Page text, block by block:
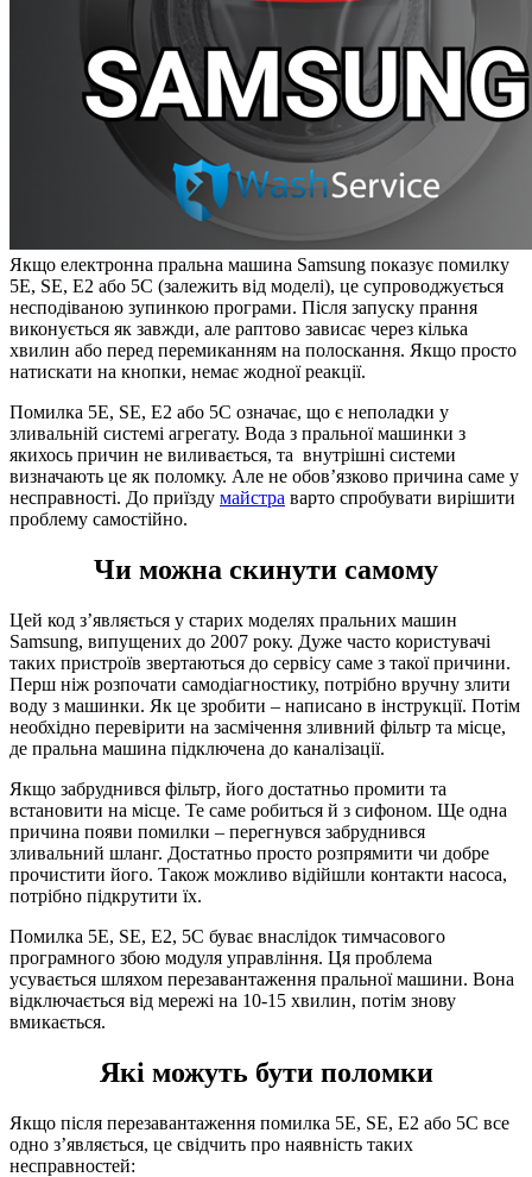
Якщо електронна пральна машина Samsung показує помилку
5E, SE, Е2 або 5С (залежить від моделі), це супроводжується
несподіваною зупинкою програми. Після запуску прання
виконується як завжди, але раптово зависає через кілька
хвилин або перед перемиканням на полоскання. Якщо просто
натискати на кнопки, немає жодної реакції.
Помилка 5Е, SE, Е2 або 5С означає, що є неполадки у
зливальній системі агрегату. Вода з пральної машинки з
якихось причин не виливається, та внутрішні системи
визначають це як поломку. Але не обов’язково причина саме у
несправності. До приїзду майстра варто спробувати вирішити
проблему самостійно.
Чи можна скинути самому
Цей код з’являється у старих моделях пральних машин
Samsung, випущених до 2007 року. Дуже часто користувачі
таких пристроїв звертаються до сервісу саме з такої причини.
Перш ніж розпочати самодіагностику, потрібно вручну злити
воду з машинки. Як це зробити – написано в інструкції. Потім
необхідно перевірити на засмічення зливний фільтр та місце,
де пральна машина підключена до каналізації.
Якщо забруднився фільтр, його достатньо промити та
встановити на місце. Те саме робиться й з сифоном. Ще одна
причина появи помилки – перегнувся забруднився
зливальний шланг. Достатньо просто розпрямити чи добре
прочистити його. Також можливо відійшли контакти насоса,
потрібно підкрутити їх.
Помилка 5Е, SE, Е2, 5С буває внаслідок тимчасового
програмного збою модуля управління. Ця проблема
усувається шляхом перезавантаження пральної машини. Вона
відключається від мережі на 10-15 хвилин, потім знову
вмикається.
Які можуть бути поломки
Якщо після перезавантаження помилка 5Е, SE, Е2 або 5С все
одно з’являється, це свідчить про наявність таких
несправностей: